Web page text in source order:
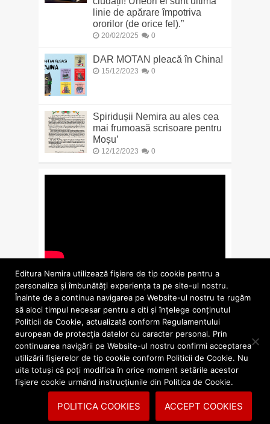
linie de apărare împotriva
ororilor (de orice fel).”
20/02/2025 0
DAR MOTAN pleacă în China!
15/12/2023 0
Spiridușii Nemira au ales cea
mai frumoasă scrisoare pentru
Moșu’
12/12/2023 0
Concurs
Quiz: Ghicește cartea NEMI!
Editura Nemira utilizează fişiere de tip cookie pentru a
personaliza și îmbunătăți experiența ta pe site-ul nostru.
Înainte de a continua navigarea pe Website-ul nostru te rugăm
să aloci timpul necesar pentru a citi și înțelege conținutul
Politicii de Cookie, actualizată conform Regulamentului
european de protecţia datelor cu caracter personal. Prin
continuarea navigării pe Website-ul nostru confirmi acceptarea
utilizării fişierelor de tip cookie conform Politicii de Cookie. Nu
uita totuși că poți modifica în orice moment setările acestor
fişiere cookie urmând instrucțiunile din Politica de Cookie.
ACCEPT COOKIES
POLITICA COOKIES